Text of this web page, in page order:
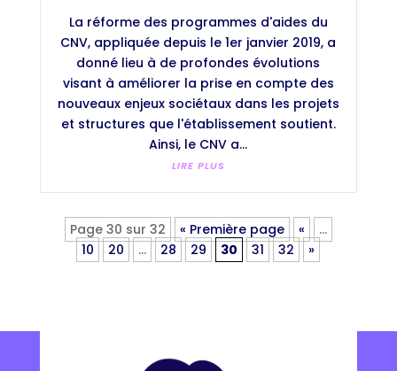
La réforme des programmes d'aides du
CNV, appliquée depuis le 1er janvier 2019, a
donné lieu à de profondes évolutions
visant à améliorer la prise en compte des
nouveaux enjeux sociétaux dans les projets
et structures que l'établissement soutient.
Ainsi, le CNV a...
LIRE PLUS
Page 30 sur 32 « Première page «
…
10
20 … 28 29 30 31 32 »